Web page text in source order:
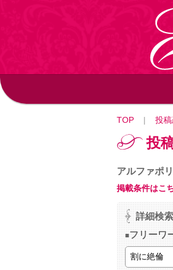
TOP | 投
投
アルファポ
掲載条件はこ
詳細検索
フリーワ